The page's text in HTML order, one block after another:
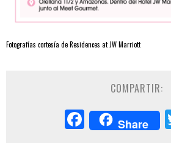
Fotografías cortesía de Residences at JW Marriott
COMPARTIR:
Facebook
Share